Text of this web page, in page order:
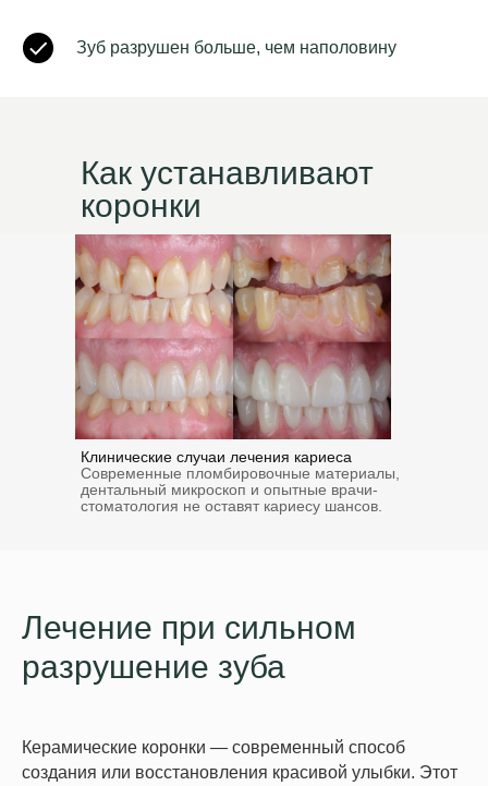
Зуб разрушен больше, чем наполовину
Как устанавливают
коронки
Клинические случаи лечения кариеса
Современные пломбировочные материалы,
дентальный микроскоп и опытные врачи-
стоматология не оставят кариесу шансов.
Лечение при сильном
разрушение зуба
Керамические коронки — современный способ
создания или восстановления красивой улыбки. Этот